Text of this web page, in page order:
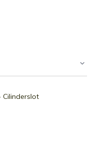
Cilinderslot